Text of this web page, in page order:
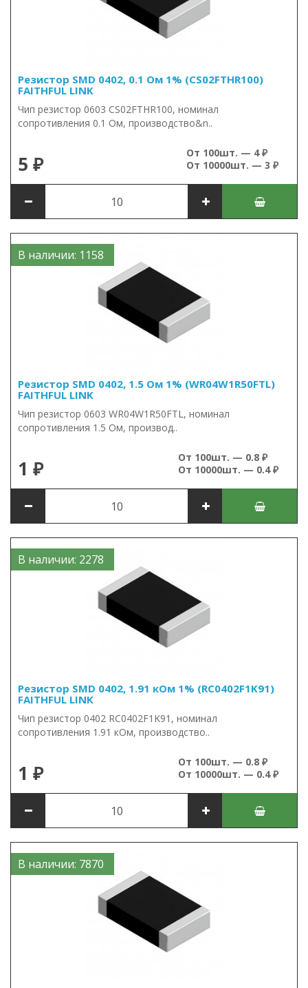
Резистор SMD 0402, 0.1 Ом 1% (CS02FTHR100)
FAITHFUL LINK
Чип резистор 0603 CS02FTHR100, номинал
сопротивления 0.1 Ом, производство&n..
5 ₽
От 100шт. — 4 ₽
От 10000шт. — 3 ₽
В наличии: 1158
Резистор SMD 0402, 1.5 Ом 1% (WR04W1R50FTL)
FAITHFUL LINK
Чип резистор 0603 WR04W1R50FTL, номинал
сопротивления 1.5 Ом, производ..
1 ₽
От 100шт. — 0.8 ₽
От 10000шт. — 0.4 ₽
В наличии: 2278
Резистор SMD 0402, 1.91 кОм 1% (RC0402F1K91)
FAITHFUL LINK
Чип резистор 0402 RC0402F1K91, номинал
сопротивления 1.91 кОм, производство..
1 ₽
От 100шт. — 0.8 ₽
От 10000шт. — 0.4 ₽
В наличии: 7870